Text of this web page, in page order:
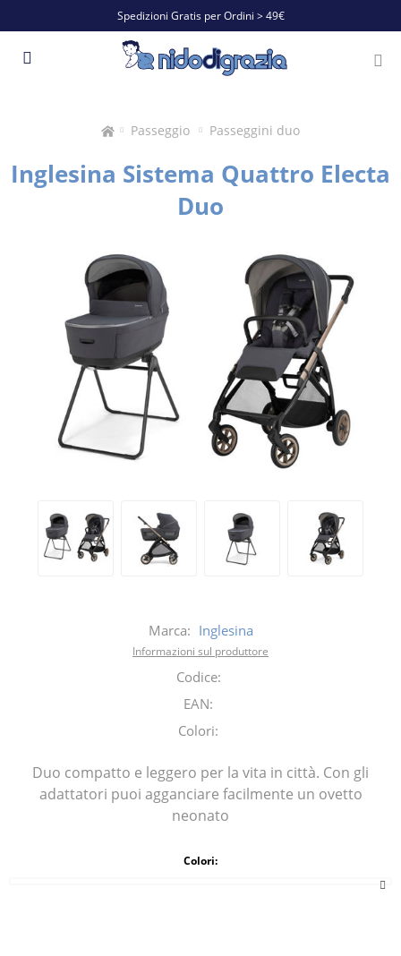
Spedizioni Gratis per Ordini > 49€
Passeggio Passeggini duo
Inglesina Sistema Quattro Electa
Duo
Marca: Inglesina
Informazioni sul produttore
Codice:
EAN:
Colori:
Duo compatto e leggero per la vita in città. Con gli
adattatori puoi agganciare facilmente un ovetto
neonato
Colori: